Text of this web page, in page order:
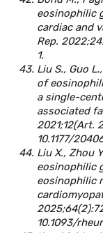
eosinophilic
cardiac and
Rep.
1.
Liu S., Guo
of
a single-
associated
2021;12(Art.
10.1177/
Liu X., Zhou
eosinophilic
eosinophilic
10.1093/